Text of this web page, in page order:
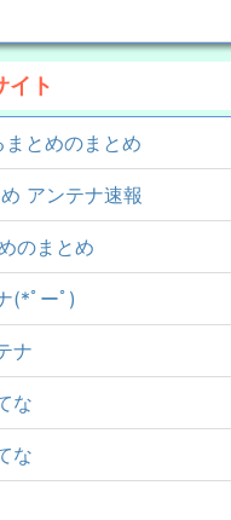
イト
とめのまとめ
アンテナ速報
のまとめ
(*ﾟーﾟ)
ナ
な
な